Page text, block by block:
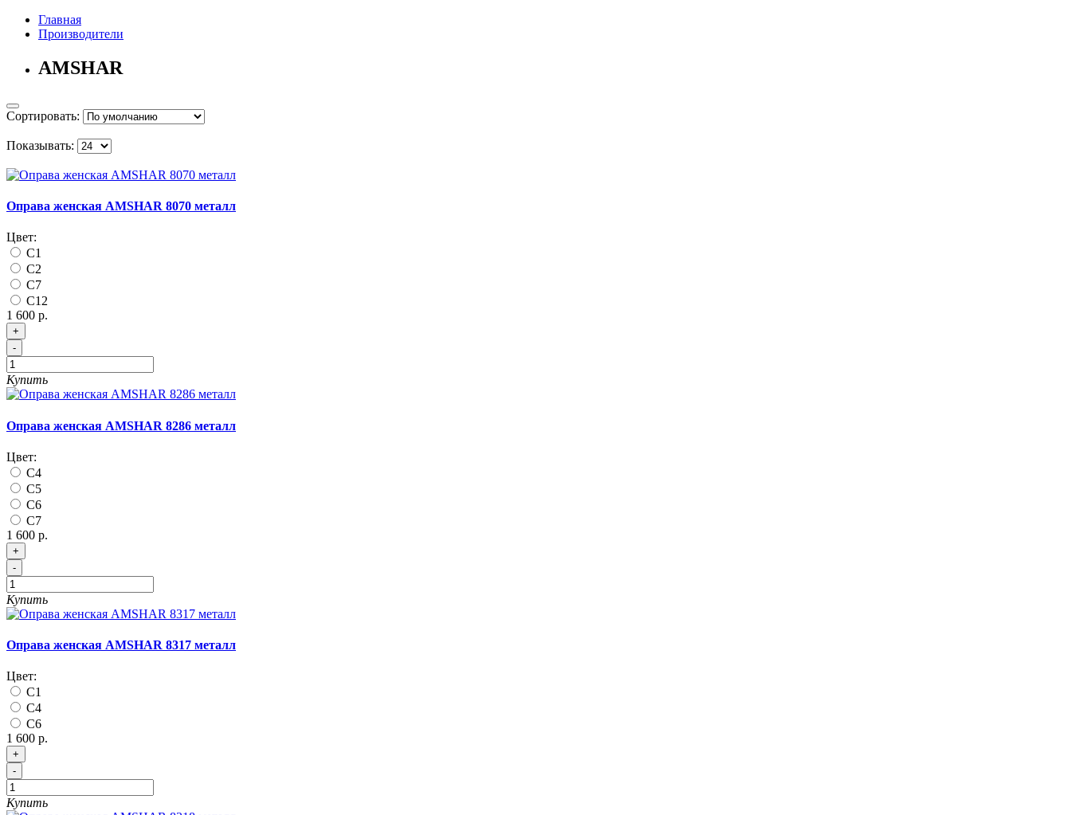
Главная
Производители
AMSHAR
Сортировать:
Показывать:
Оправа женская AMSHAR 8070 металл
Цвет:
C1
C2
C7
C12
1 600 р.
+
-
Купить
Оправа женская AMSHAR 8286 металл
Цвет:
C4
C5
C6
C7
1 600 р.
+
-
Купить
Оправа женская AMSHAR 8317 металл
Цвет:
C1
C4
C6
1 600 р.
+
-
Купить